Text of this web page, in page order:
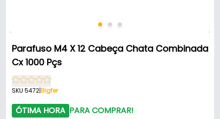
Parafuso M4 X 12 Cabeça Chata Combinada
Cx 1000 Pçs
SKU 5472|Bigfer
ÓTIMA HORA PARA COMPRAR!